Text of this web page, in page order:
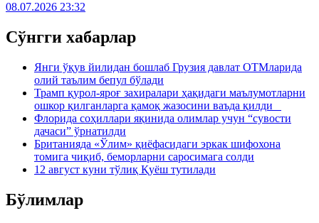
08.07.2026 23:32
Сўнгги хабарлар
Янги ўқув йилидан бошлаб Грузия давлат ОТМларида
олий таълим бепул бўлади
Трамп қурол-яроғ захиралари ҳақидаги маълумотларни
ошкор қилганларга қамоқ жазосини ваъда қилди
Флорида соҳиллари яқинида олимлар учун “сувости
дачаси” ўрнатилди
Британияда «Ўлим» қиёфасидаги эркак шифохона
томига чиқиб, беморларни саросимага солди
12 август куни тўлиқ Қуёш тутилади
Бўлимлар